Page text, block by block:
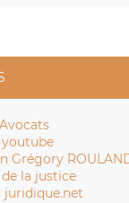
youtube
Grégory
la justice
juridique.net